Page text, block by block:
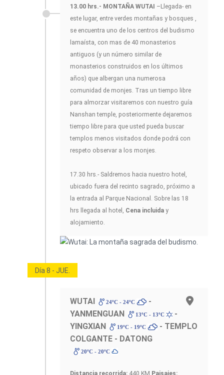
13.00 hrs.- MONTAÑA WUTAI –Llegada- en
este lugar, entre verdes montañas y bosques ,
se encuentra uno de los centros del budismo
lamaísta, con mas de 40 monasterios
antiguos (y un número similar de
monasterios construidos en los últimos
años) que albergan una numerosa
comunidad de monjes. Tras un tiempo libre
para almorzar visitaremos con nuestro guía
Nanshan temple, posteriormente dejaremos
tiempo libre para que usted pueda buscar
templos menos visitados donde podrá con
respeto observar a los monjes.
17.30 hrs.- Saldremos hacia nuestro hotel,
ubicado fuera del recinto sagrado, próximo a
la entrada al Parque Nacional. Sobre las 18
hrs llegada al hotel, Cena incluida y
alojamiento.
Día 8 - JUE.
WUTAI 24ºC - 24ºC
-
YANMENGUAN
13ºC - 13ºC
-
YINGXIAN
19ºC - 19ºC
- TEMPLO
COLGANTE - DATONG
20ºC - 20ºC
Distancia recorrida: 440 KM Paisajes: